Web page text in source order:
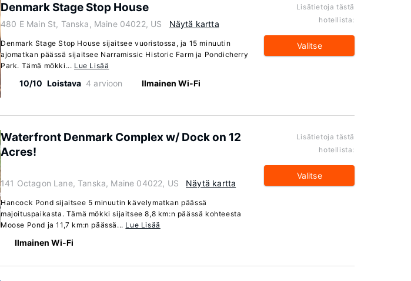
Denmark Stage Stop House
480 E Main St, Tanska, Maine 04022, US Näytä kartta
Denmark Stage Stop House sijaitsee vuoristossa, ja 15 minuutin
ajomatkan päässä sijaitsee Narramissic Historic Farm ja Pondicherry
Park. Tämä mökki... Lue Lisää
10/10 Loistava 4 arvioon Ilmainen Wi-Fi
Lisätietoja tästä
hotellista:
Valitse
Waterfront Denmark Complex w/ Dock on 12
Acres!
141 Octagon Lane, Tanska, Maine 04022, US Näytä kartta
Hancock Pond sijaitsee 5 minuutin kävelymatkan päässä
majoituspaikasta. Tämä mökki sijaitsee 8,8 km:n päässä kohteesta
Moose Pond ja 11,7 km:n päässä... Lue Lisää
Ilmainen Wi-Fi
Lisätietoja tästä
hotellista:
Valitse